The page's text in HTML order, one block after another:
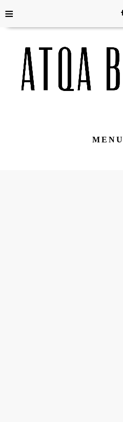
≡
MENU